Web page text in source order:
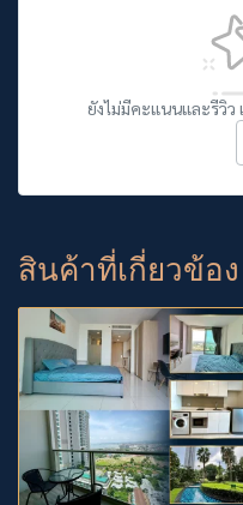
ยังไม่มีคะแนนและรีวิ
สินค้าที่เกี่ยวข้อง